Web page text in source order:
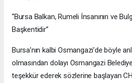
“Bursa Balkan, Rumeli İnsanının ve
Başkentidir”
Bursa’nın kalbi Osmangazi’de böyle
olmasından dolayı Osmangazi
teşekkür ederek sözlerine başlayan